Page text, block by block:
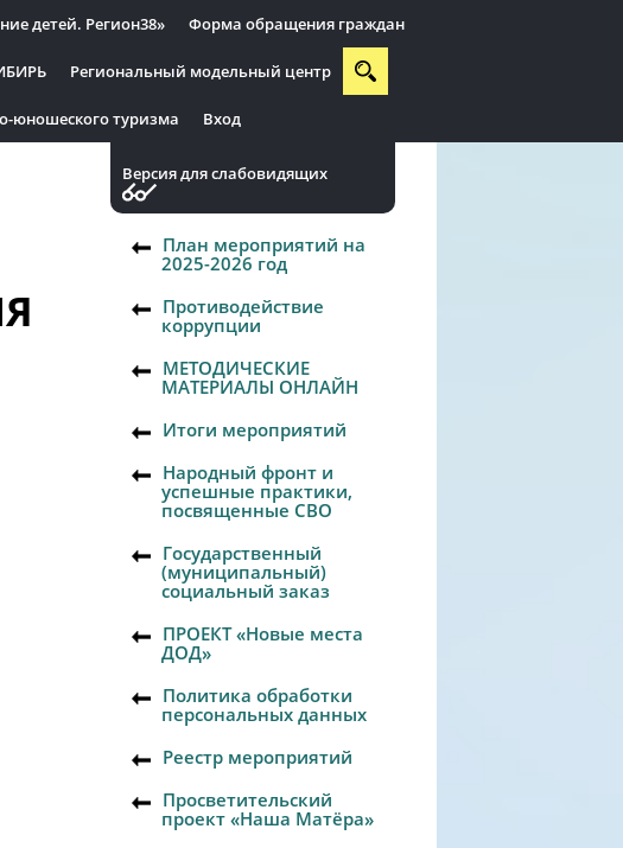
детей. Регион38» Форма обращения граждан
Региональный модельный центр
юношеского туризма Вход
Версия для слабовидящих
План мероприятий на
2025-2026 год
Противодействие
коррупции
МЕТОДИЧЕСКИЕ
МАТЕРИАЛЫ ОНЛАЙН
Итоги мероприятий
Народный фронт и
успешные практики,
посвященные СВО
Государственный
(муниципальный)
социальный заказ
ПРОЕКТ «Новые места
ДОД»
Политика обработки
персональных данных
Реестр мероприятий
Просветительский
проект «Наша Матёра»